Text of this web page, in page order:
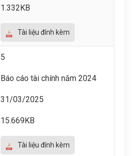
1.332KB
Tài liệu đính kèm
5
Báo cáo tài chính năm 2024
31/03/2025
15.669KB
Tài liệu đính kèm